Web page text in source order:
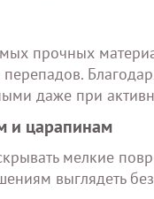
прочных
даже при
и царапинам
мелкие
выглядеть